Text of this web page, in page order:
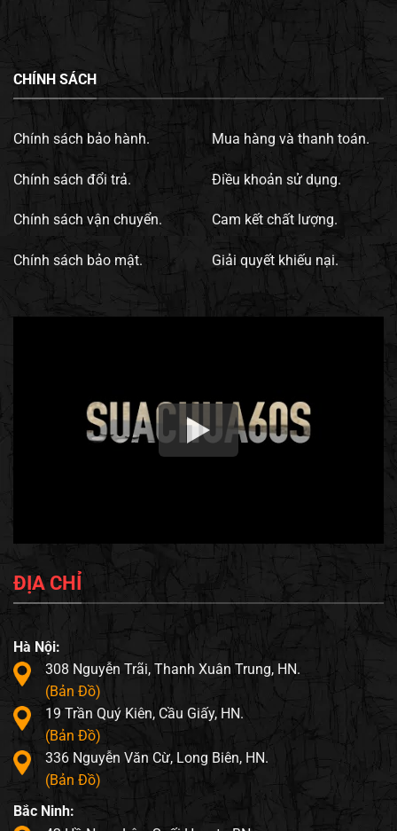
CHÍNH SÁCH
Chính sách bảo hành.
Chính sách đổi trả.
Chính sách vận chuyển.
Chính sách bảo mật.
Mua hàng và thanh toán.
Điều khoản sử dụng.
Cam kết chất lượng.
Giải quyết khiếu nại.
ĐỊA CHỈ
Hà Nội:
308 Nguyễn Trãi, Thanh Xuân Trung, HN.
(Bản Đồ)
19 Trần Quý Kiên, Cầu Giấy, HN.
(Bản Đồ)
336 Nguyễn Văn Cừ, Long Biên, HN.
(Bản Đồ)
Bắc Ninh: